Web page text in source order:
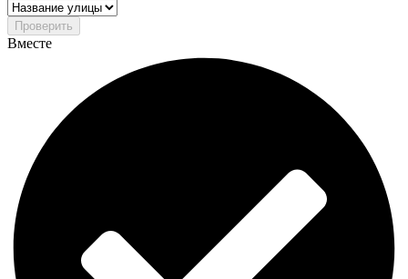
Проверить
Вместе